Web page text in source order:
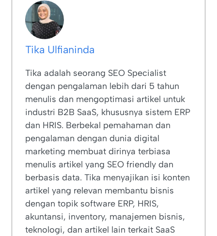
Tika Ulfianinda
Tika adalah seorang SEO Specialist
dengan pengalaman lebih dari 5 tahun
menulis dan mengoptimasi artikel untuk
industri B2B SaaS, khususnya sistem ERP
dan HRIS. Berbekal pemahaman dan
pengalaman dengan dunia digital
marketing membuat dirinya terbiasa
menulis artikel yang SEO friendly dan
berbasis data. Tika menyajikan isi konten
artikel yang relevan membantu bisnis
dengan topik software ERP, HRIS,
akuntansi, inventory, manajemen bisnis,
teknologi, dan artikel lain terkait SaaS